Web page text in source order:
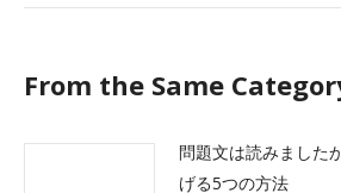
From the Same
問題文は読みました
げる5つの方法